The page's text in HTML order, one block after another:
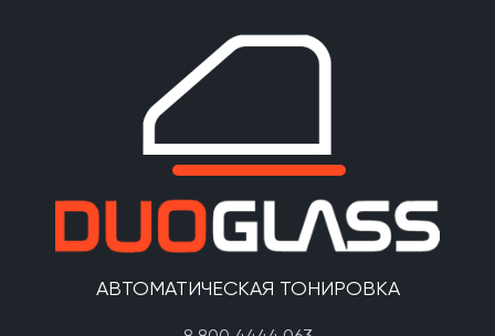
АВТОМАТИЧЕСКАЯ ТОНИРОВКА